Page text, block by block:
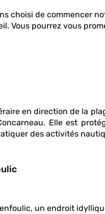
choisi de commencer
Vous pourrez vous
en direction de la
Elle est
des activités
un endroit